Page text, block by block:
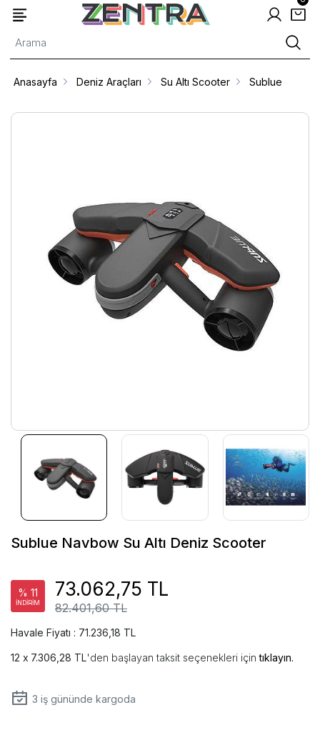
Anasayfa Deniz Araçları Su Altı Scooter Sublue
Sublue Navbow Su Altı Deniz Scooter
% 11
İNDİRİM 82.401,60 TL
73.062,75 TL
Havale Fiyatı : 71.236,18 TL
7.306,28 TL'den başlayan taksit seçenekleri içintıklayın.
3 iş gününde kargoda